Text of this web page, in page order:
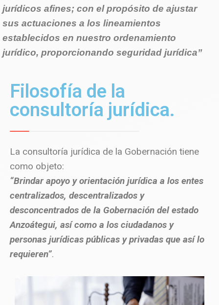
jurídicos afines; con el propósito de ajustar
sus actuaciones a los lineamientos
establecidos en nuestro ordenamiento
jurídico, proporcionando seguridad jurídica”
Filosofía de la
consultoría jurídica.
La consultoría jurídica de la Gobernación tiene
como objeto:
“Brindar apoyo y orientación jurídica a los entes
centralizados, descentralizados y
desconcentrados de la Gobernación del estado
Anzoátegui, así como a los ciudadanos y
personas jurídicas públicas y privadas que así lo
requieren”.